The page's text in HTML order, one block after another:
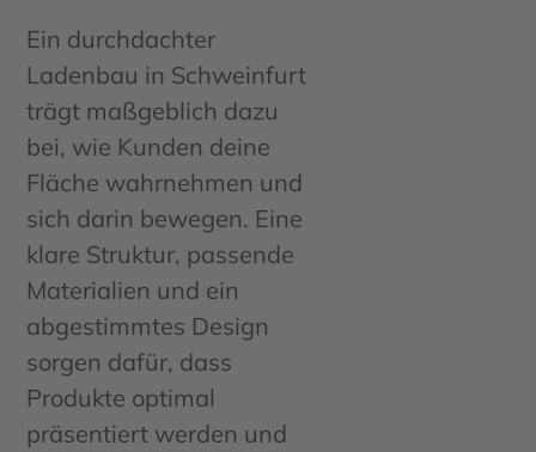
Ein durchdachter
Ladenbau in Schweinfurt
trägt maßgeblich dazu
bei, wie Kunden deine
Fläche wahrnehmen und
sich darin bewegen. Eine
klare Struktur, passende
Materialien und ein
abgestimmtes Design
sorgen dafür, dass
Produkte optimal
präsentiert werden und